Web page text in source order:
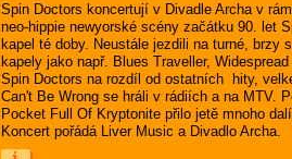
Spin Doctors koncertují v Divadle Archa v
neo-hippie newyorské scény začátku 90. let
kapel té doby. Neustále jezdili na turné, brzy
kapely jako např. Blues Traveller,
Spin Doctors na rozdíl od ostatních  hity,
Can't Be Wrong se hráli v rádiích a na MTV.
Pocket Full Of Kryptonite přilo jetě mnoho
Koncert pořádá Liver Music a Divadlo Archa.